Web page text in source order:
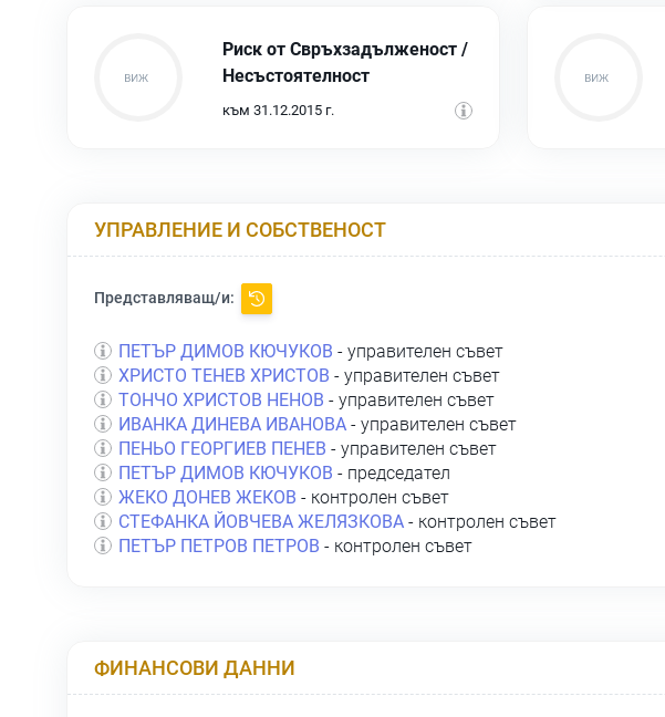
Риск от Свръхзадълженост /
Несъстоятелност
към 31.12.2015 г.
УПРАВЛЕНИЕ И СОБСТВЕНОСТ
Представляващ/и:
ПЕТЪР ДИМОВ КЮЧУКОВ - управителен съвет
ХРИСТО ТЕНЕВ ХРИСТОВ - управителен съвет
ТОНЧО ХРИСТОВ НЕНОВ - управителен съвет
ИВАНКА ДИНЕВА ИВАНОВА - управителен съвет
ПЕНЬО ГЕОРГИЕВ ПЕНЕВ - управителен съвет
ПЕТЪР ДИМОВ КЮЧУКОВ - председател
ЖЕКО ДОНЕВ ЖЕКОВ - контролен съвет
СТЕФАНКА ЙОВЧЕВА ЖЕЛЯЗКОВА - контролен съвет
ПЕТЪР ПЕТРОВ ПЕТРОВ - контролен съвет
ФИНАНСОВИ ДАННИ